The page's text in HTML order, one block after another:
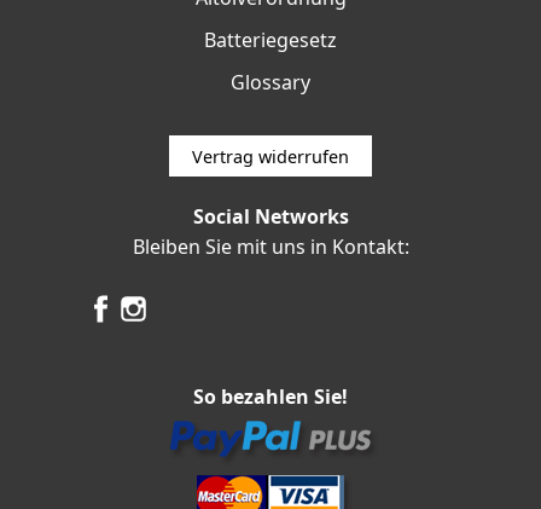
Batteriegesetz
Glossary
Vertrag widerrufen
Social Networks
Bleiben Sie mit uns in Kontakt:
So bezahlen Sie!